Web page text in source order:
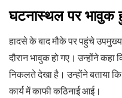
घटनास्थल पर भावुक
हादसे के बाद मौके पर पहुंचे
दौरान भावुक हो गए। उन्होंने
निकलते देखा है। उन्होंने बताया
कार्य में काफी कठिनाई आई।